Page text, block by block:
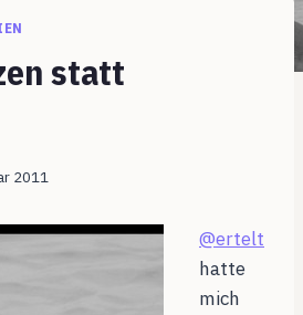
statt
2011
@ertelt
hatte
mich